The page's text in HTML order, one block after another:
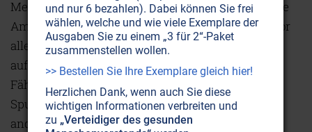
Mengen Alkohol umwandeln und dabei essentielle
Aminosäuren, Enzyme und Vitamine aufbauen, vor
allem Vitamin-B. Das wirkt sich besonders positiv
auf die Haut aus. Lebende Hefen besitzen die
Fähigkeit, für das Immunsystem wichtige
Spurenelemente wie Selen, Zink, Chrom und viele
andere organisch zu binden. In dieser
und nur 6 bezahlen). Dabei können Sie frei
wählen, welche und wie viele Exemplare der
Ausgaben Sie zu einem „3 für 2“-Paket
zusammenstellen wollen.
>> Bestellen Sie Ihre Exemplare gleich hier!
Herzlichen Dank, wenn auch Sie diese
wichtigen Informationen verbreiten und
zu „Verteidiger des gesunden